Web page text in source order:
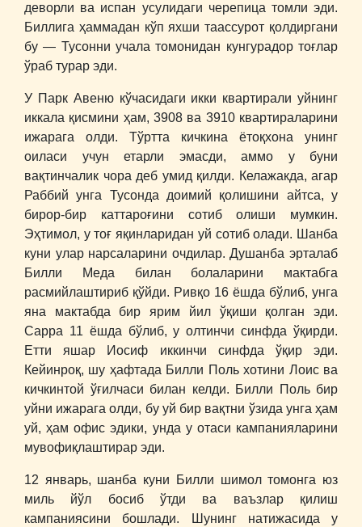
деворли ва испан усулидаги черепица томли эди.
Биллига ҳаммадан кўп яхши таассурот қолдиргани
бу ― Тусонни учала томонидан кунгурадор тоғлар
ўраб турар эди.
У Парк Авеню кўчасидаги икки квартирали уйнинг
иккала қисмини ҳам, 3908 ва 3910 квартираларини
ижарага олди. Тўртта кичкина ётоқхона унинг
оиласи учун етарли эмасди, аммо у буни
вақтинчалик чора деб умид қилди. Келажакда, агар
Раббий унга Тусонда доимий қолишини айтса, у
бирор-бир каттароғини сотиб олиши мумкин.
Эҳтимол, у тоғ яқинларидан уй сотиб олади. Шанба
куни улар нарсаларини очдилар. Душанба эрталаб
Билли Меда билан болаларини мактабга
расмийлаштириб қўйди. Ривқо 16 ёшда бўлиб, унга
яна мактабда бир ярим йил ўқиши қолган эди.
Сарра 11 ёшда бўлиб, у олтинчи синфда ўқирди.
Етти яшар Иосиф иккинчи синфда ўқир эди.
Кейинроқ, шу ҳафтада Билли Поль хотини Лоис ва
кичкинтой ўғилчаси билан келди. Билли Поль бир
уйни ижарага олди, бу уй бир вақтни ўзида унга ҳам
уй, ҳам офис эдики, унда у отаси кампанияларини
мувофиқлаштирар эди.
12 январь, шанба куни Билли шимол томонга юз
миль йўл босиб ўтди ва ваъзлар қилиш
кампаниясини бошлади. Шунинг натижасида у